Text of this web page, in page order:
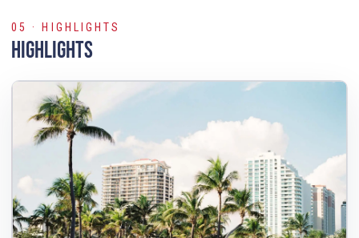
05 · HIGHLIGHTS
Highlights